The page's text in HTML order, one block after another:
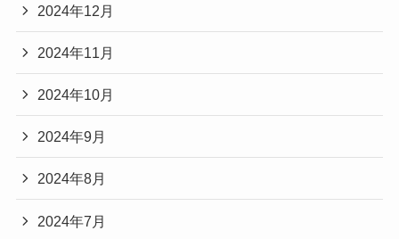
2024年12月
2024年11月
2024年10月
2024年9月
2024年8月
2024年7月